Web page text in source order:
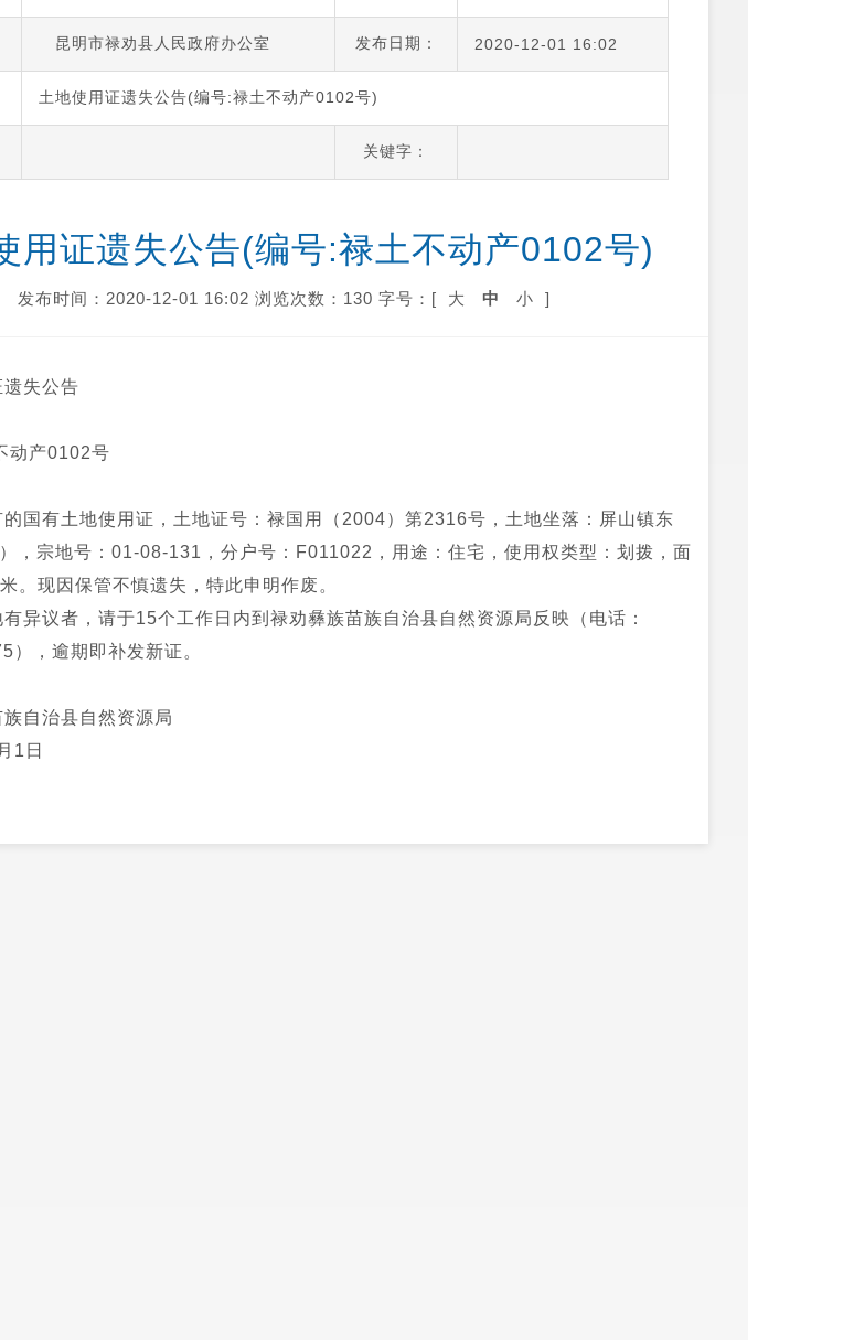
昆明市禄劝县人民政府办公室 发布日期： 2020-12-01 16:02
土地使用证遗失公告(编号:禄土不动产0102号)
关键字：
用证遗失公告(编号:禄土不动产0102号)
发布时间：2020-12-01 16:02 浏览次数：130 字号：[ 大 中 小 ]
失公告
动产0102号
的国有土地使用证，土地证号：禄国用（2004）第2316号，土地坐落：屏山镇东
，宗地号：01-08-131，分户号：F011022，用途：住宅，使用权类型：划拨，面
。现因保管不慎遗失，特此申明作废。
异议者，请于15个工作日内到禄劝彝族苗族自治县自然资源局反映（电话：
），逾期即补发新证。
自治县自然资源局
1日